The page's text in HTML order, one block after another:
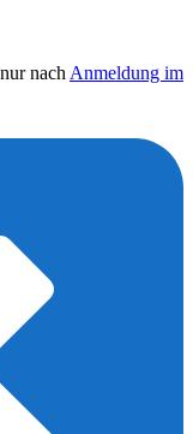
nach Anmeldung im